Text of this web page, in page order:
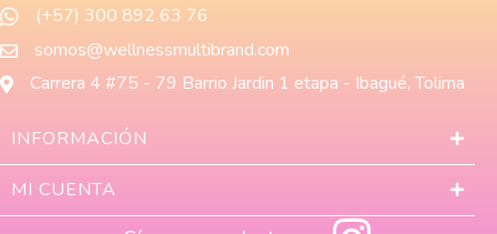
(+57) 300 892 63 76
somos@wellnessmultibrand.com
Carrera 4 #75 - 79 Barrio Jardin 1 etapa - Ibagué, Tolima
INFORMACIÓN
MI CUENTA